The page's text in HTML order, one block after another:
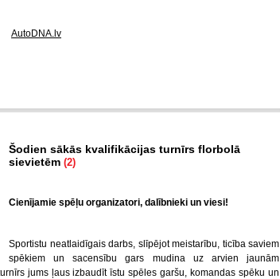
AutoDNA.lv
Šodien sākās kvalifikācijas turnīrs florbolā
sievietēm (2)
Cienījamie spēļu organizatori, dalībnieki un viesi!
Sportistu neatlaidīgais darbs, slīpējot meistarību, ticība saviem
spēkiem un sacensību gars mudina uz arvien jaunām
jums ļaus izbaudīt īstu spēles garšu, komandas spēku un